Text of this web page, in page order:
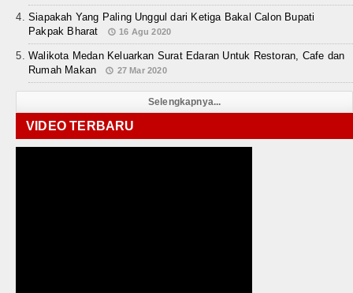
Siapakah Yang Paling Unggul dari Ketiga Bakal Calon Bupati
Pakpak Bharat
16 Agu 2020
Walikota Medan Keluarkan Surat Edaran Untuk Restoran, Cafe dan
Rumah Makan
27 Mar 2020
Selengkapnya...
VIDEO TERBARU